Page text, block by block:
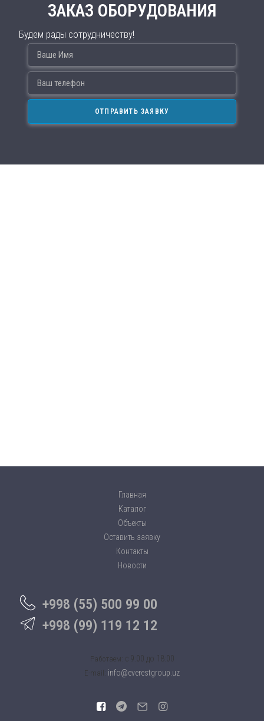
ЗАКАЗ ОБОРУДОВАНИЯ
Будем рады сотрудничеству!
Главная
Каталог
Объекты
Оставить заявку
Контакты
Новости
+998 (55) 500 99 00
+998 (99) 119 12 12
Работаем: c 9:00 до 18:00
E-mail: info@everestgroup.uz